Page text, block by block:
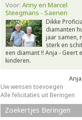
Voor: Anny en Marcel
Steegmans - Saenen
Dikke
diamanten
jaar samen,
sterk en
een diamant !! Anja - Geert
kinderen.
Uw wensen toevoegen
Alle felicitaties uit Beringen
Zoekertjes Beringen